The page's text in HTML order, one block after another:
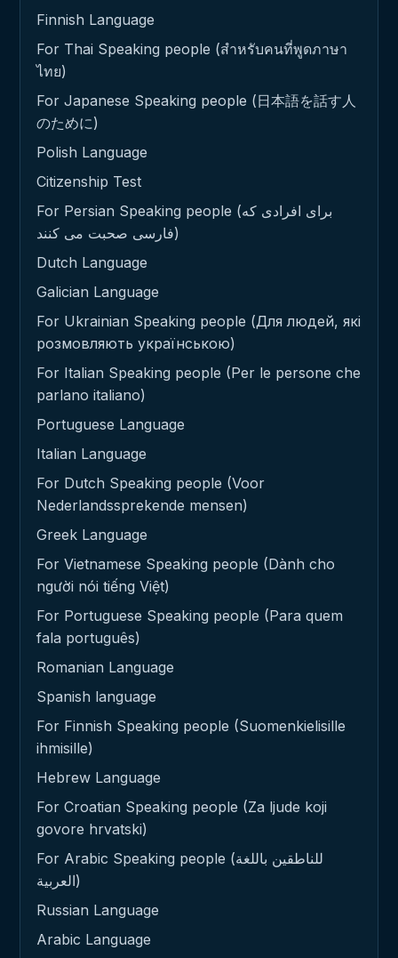
Finnish Language
For Thai Speaking people (สำหรับคนที่พูดภาษา
ไทย)
For Japanese Speaking people (日本語を話す人
のために)
Polish Language
Citizenship Test
For Persian Speaking people (برای افرادی که
فارسی صحبت می کنند)
Dutch Language
Galician Language
For Ukrainian Speaking people (Для людей, які
розмовляють українською)
For Italian Speaking people (Per le persone che
parlano italiano)
Portuguese Language
Italian Language
For Dutch Speaking people (Voor
Nederlandssprekende mensen)
Greek Language
For Vietnamese Speaking people (Dành cho
người nói tiếng Việt)
For Portuguese Speaking people (Para quem
fala português)
Romanian Language
Spanish language
For Finnish Speaking people (Suomenkielisille
ihmisille)
Hebrew Language
For Croatian Speaking people (Za ljude koji
govore hrvatski)
For Arabic Speaking people (للناطقين باللغة
العربية)
Russian Language
Arabic Language